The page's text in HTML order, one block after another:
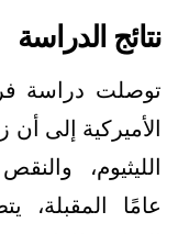
نتائج الدراسة
توصلت دراسة
الأميركية إلى
عامًا المقبلة،